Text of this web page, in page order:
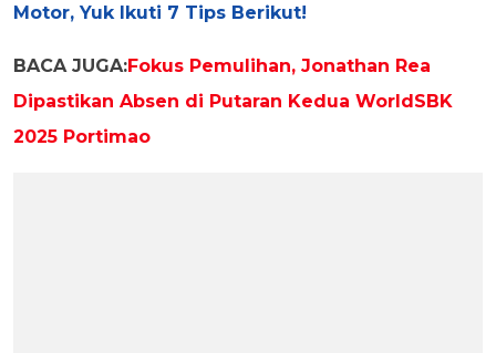
Motor, Yuk Ikuti 7 Tips Berikut!
BACA JUGA:Fokus Pemulihan, Jonathan Rea
Dipastikan Absen di Putaran Kedua WorldSBK
2025 Portimao